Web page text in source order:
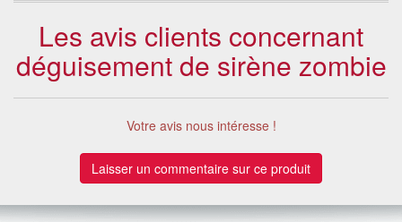
Les avis clients concernant
déguisement de sirène zombie
Votre avis nous intéresse !
Laisser un commentaire sur ce produit